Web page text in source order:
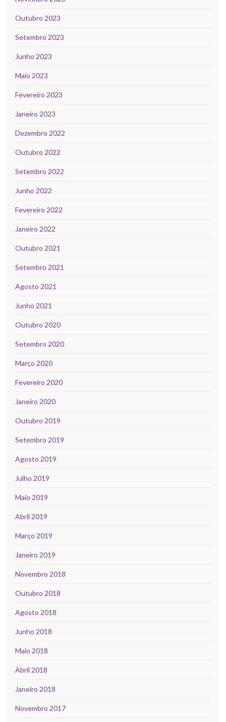
Outubro 2023
Setembro 2023
Junho 2023
Maio 2023
Fevereiro 2023
Janeiro 2023
Dezembro 2022
Outubro 2022
Setembro 2022
Junho 2022
Fevereiro 2022
Janeiro 2022
Outubro 2021
Setembro 2021
Agosto 2021
Junho 2021
Outubro 2020
Setembro 2020
Março 2020
Fevereiro 2020
Janeiro 2020
Outubro 2019
Setembro 2019
Agosto 2019
Julho 2019
Maio 2019
Abril 2019
Março 2019
Janeiro 2019
Novembro 2018
Outubro 2018
Agosto 2018
Junho 2018
Maio 2018
Abril 2018
Janeiro 2018
Novembro 2017